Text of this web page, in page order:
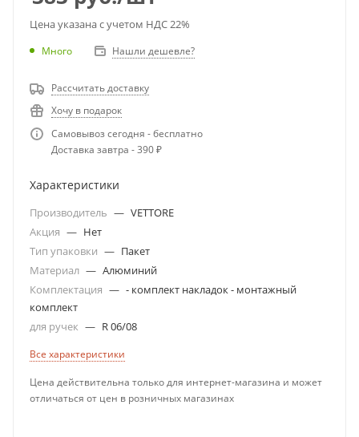
Цена указана с учетом НДС 22%
Много Нашли дешевле?
Рассчитать доставку
Хочу в подарок
Самовывоз сегодня - бесплатно
Доставка завтра - 390 ₽
Характеристики
Производитель — VETTORE
Акция — Нет
Тип упаковки — Пакет
Материал — Алюминий
Комплектация — - комплект накладок - монтажный
комплект
для ручек — R 06/08
Все характеристики
Цена действительна только для интернет-магазина и может
отличаться от цен в розничных магазинах